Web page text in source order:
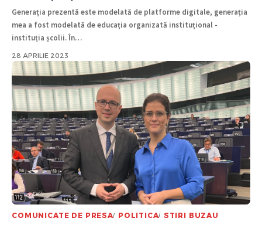
Generația prezentă este modelată de platforme digitale, generația
mea a fost modelată de educația organizată instituțional -
instituția școlii. În…
28 APRILIE 2023
COMUNICATE DE PRESA POLITICA STIRI BUZAU